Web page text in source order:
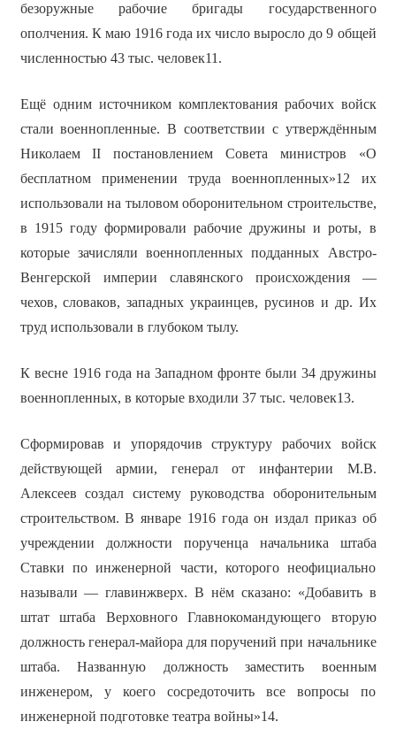
безоружные рабочие бригады государственного
ополчения. К маю 1916 года их число выросло до 9 общей
численностью 43 тыс. человек11.
Ещё одним источником комплектования рабочих войск
стали военнопленные. В соответствии с утверждённым
Николаем II постановлением Совета министров «О
бесплатном применении труда военнопленных»12 их
использовали на тыловом оборонительном строительстве,
в 1915 году формировали рабочие дружины и роты, в
которые зачисляли военнопленных подданных Австро-
Венгерской империи славянского происхождения —
чехов, словаков, западных украинцев, русинов и др. Их
труд использовали в глубоком тылу.
К весне 1916 года на Западном фронте были 34 дружины
военнопленных, в которые входили 37 тыс. человек13.
Сформировав и упорядочив структуру рабочих войск
действующей армии, генерал от инфантерии М.В.
Алексеев создал систему руководства оборонительным
строительством. В январе 1916 года он издал приказ об
учреждении должности порученца начальника штаба
Ставки по инженерной части, которого неофициально
называли — главинжверх. В нём сказано: «Добавить в
штат штаба Верховного Главнокомандующего вторую
должность генерал-майора для поручений при начальнике
штаба. Названную должность заместить военным
инженером, у коего сосредоточить все вопросы по
инженерной подготовке театра войны»14.